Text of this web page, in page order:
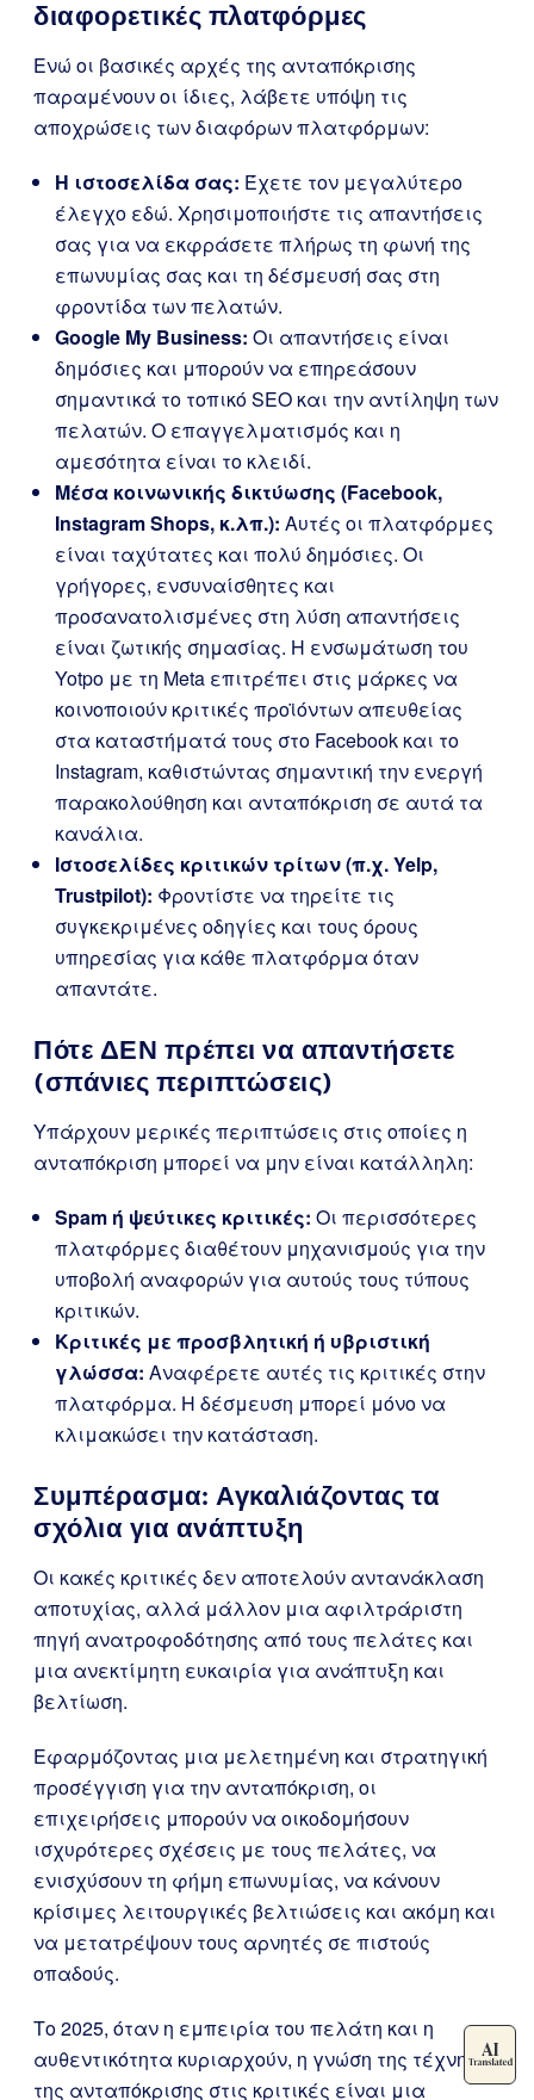
διαφορετικές πλατφόρμες
Ενώ οι βασικές αρχές της ανταπόκρισης
παραμένουν οι ίδιες, λάβετε υπόψη τις
αποχρώσεις των διαφόρων πλατφόρμων:
Η ιστοσελίδα σας: Έχετε τον μεγαλύτερο
έλεγχο εδώ. Χρησιμοποιήστε τις απαντήσεις
σας για να εκφράσετε πλήρως τη φωνή της
επωνυμίας σας και τη δέσμευσή σας στη
φροντίδα των πελατών.
Google My Business: Οι απαντήσεις είναι
δημόσιες και μπορούν να επηρεάσουν
σημαντικά το τοπικό SEO και την αντίληψη των
πελατών. Ο επαγγελματισμός και η
αμεσότητα είναι το κλειδί.
Μέσα κοινωνικής δικτύωσης (Facebook,
Instagram Shops, κ.λπ.): Αυτές οι πλατφόρμες
είναι ταχύτατες και πολύ δημόσιες. Οι
γρήγορες, ενσυναίσθητες και
προσανατολισμένες στη λύση απαντήσεις
είναι ζωτικής σημασίας. Η ενσωμάτωση του
Yotpo με τη Meta επιτρέπει στις μάρκες να
κοινοποιούν κριτικές προϊόντων απευθείας
στα καταστήματά τους στο Facebook και το
Instagram, καθιστώντας σημαντική την ενεργή
παρακολούθηση και ανταπόκριση σε αυτά τα
κανάλια.
Ιστοσελίδες κριτικών τρίτων (π.χ. Yelp,
Trustpilot): Φροντίστε να τηρείτε τις
συγκεκριμένες οδηγίες και τους όρους
υπηρεσίας για κάθε πλατφόρμα όταν
απαντάτε.
Πότε ΔΕΝ πρέπει να απαντήσετε
(σπάνιες περιπτώσεις)
Υπάρχουν μερικές περιπτώσεις στις οποίες η
ανταπόκριση μπορεί να μην είναι κατάλληλη:
Spam ή ψεύτικες κριτικές: Οι περισσότερες
πλατφόρμες διαθέτουν μηχανισμούς για την
υποβολή αναφορών για αυτούς τους τύπους
κριτικών.
Κριτικές με προσβλητική ή υβριστική
γλώσσα: Αναφέρετε αυτές τις κριτικές στην
πλατφόρμα. Η δέσμευση μπορεί μόνο να
κλιμακώσει την κατάσταση.
Συμπέρασμα: Αγκαλιάζοντας τα
σχόλια για ανάπτυξη
Οι κακές κριτικές δεν αποτελούν αντανάκλαση
αποτυχίας, αλλά μάλλον μια αφιλτράριστη
πηγή ανατροφοδότησης από τους πελάτες και
μια ανεκτίμητη ευκαιρία για ανάπτυξη και
βελτίωση.
Εφαρμόζοντας μια μελετημένη και στρατηγική
προσέγγιση για την ανταπόκριση, οι
επιχειρήσεις μπορούν να οικοδομήσουν
ισχυρότερες σχέσεις με τους πελάτες, να
ενισχύσουν τη φήμη επωνυμίας, να κάνουν
κρίσιμες λειτουργικές βελτιώσεις και ακόμη και
να μετατρέψουν τους αρνητές σε πιστούς
οπαδούς.
Το 2025, όταν η εμπειρία του πελάτη και η
αυθεντικότητα κυριαρχούν, η γνώση της τέχνης
της ανταπόκρισης στις κριτικές είναι μια